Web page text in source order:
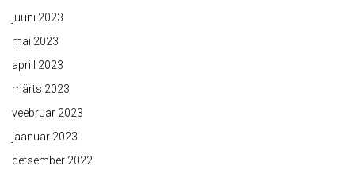
juuni 2023
mai 2023
aprill 2023
märts 2023
veebruar 2023
jaanuar 2023
detsember 2022